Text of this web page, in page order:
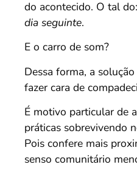
do acontecido. O tal do:
dia seguinte.
E o carro de som?
Dessa forma, a
fazer cara de
É motivo particular de
práticas sobrevivendo
Pois confere mais
senso comunitário